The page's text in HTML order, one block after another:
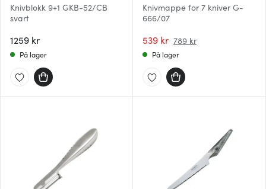
Knivblokk 9+1 GKB-52/CB
svart
1259 kr
På lager
Knivmappe for 7 kniver G-
666/07
539 kr 789 kr
På lager